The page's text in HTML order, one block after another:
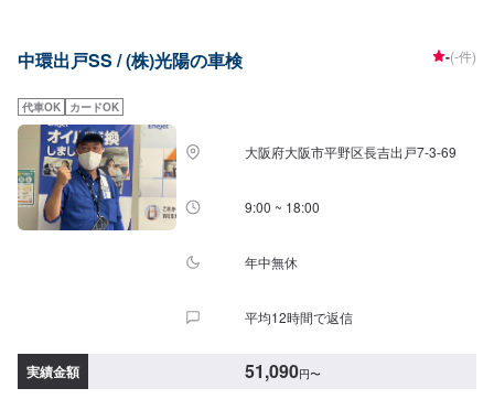
中環出戸SS / (株)光陽の車検 -(-件)
代車OK カードOK
大阪府大阪市平野区長吉出戸7-3-69
9:00 ~ 18:00
年中無休
平均12時間で返信
実績金額 51,090円〜